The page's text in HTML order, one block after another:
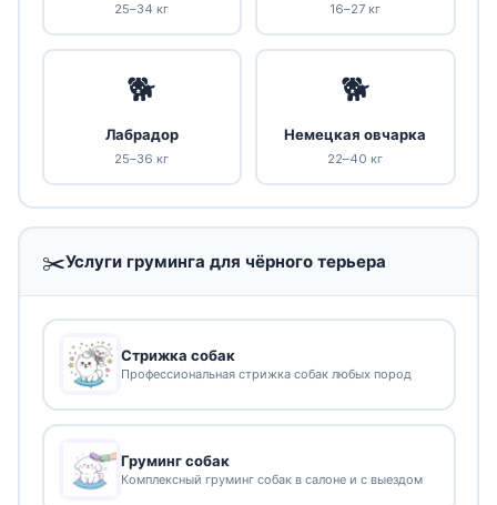
25–34 кг 16–27 кг
🐕
Лабрадор
25–36 кг
🐕
Немецкая овчарка
22–40 кг
✂️Услуги груминга для чёрного терьера
Стрижка собак
Профессиональная стрижка собак любых пород
Груминг собак
Комплексный груминг собак в салоне и с выездом